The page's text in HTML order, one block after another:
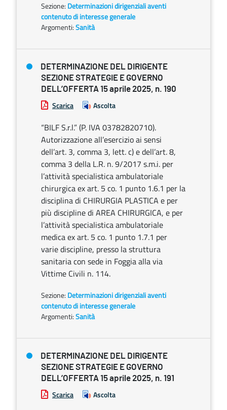
Sezione: Determinazioni dirigenziali aventi
contenuto di interesse generale
Argomenti:Sanità
DETERMINAZIONE DEL DIRIGENTE
SEZIONE STRATEGIE E GOVERNO
DELL’OFFERTA 15 aprile 2025, n. 190
Scarica Ascolta
“BILF S.r.l.” (P. IVA 03782820710).
Autorizzazione all’esercizio ai sensi
dell’art. 3, comma 3, lett. c) e dell’art. 8,
comma 3 della L.R. n. 9/2017 s.m.i. per
l’attività specialistica ambulatoriale
chirurgica ex art. 5 co. 1 punto 1.6.1 per la
disciplina di CHIRURGIA PLASTICA e per
più discipline di AREA CHIRURGICA, e per
l’attività specialistica ambulatoriale
medica ex art. 5 co. 1 punto 1.7.1 per
varie discipline, presso la struttura
sanitaria con sede in Foggia alla via
Vittime Civili n. 114.
Sezione: Determinazioni dirigenziali aventi
contenuto di interesse generale
Argomenti:Sanità
DETERMINAZIONE DEL DIRIGENTE
SEZIONE STRATEGIE E GOVERNO
DELL’OFFERTA 15 aprile 2025, n. 191
Scarica Ascolta